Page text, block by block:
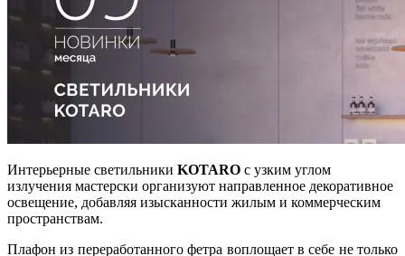
Интерьерные светильники KOTARO с узким углом
излучения мастерски организуют направленное декоративное
освещение, добавляя изысканности жилым и коммерческим
пространствам.
Плафон из переработанного фетра воплощает в себе не только